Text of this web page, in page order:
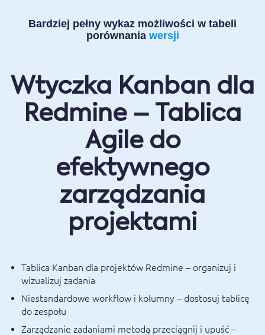
Bardziej pełny wykaz możliwości w tabeli
porównania wersji
Wtyczka Kanban dla
Redmine – Tablica
Agile do
efektywnego
zarządzania
projektami
Tablica Kanban dla projektów Redmine – organizuj i
wizualizuj zadania
Niestandardowe workflow i kolumny – dostosuj tablicę
do zespołu
Zarządzanie zadaniami metodą przeciągnij i upuść –